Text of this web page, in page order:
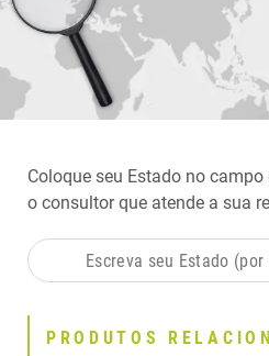
Coloque seu Estado no
o consultor que atende a sua
PRODUTOS